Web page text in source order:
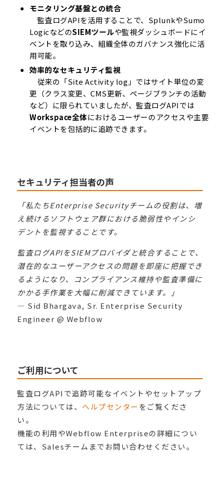
モニタリング基盤との統合
監査ログAPIを活用することで、SplunkやSumo
LogicなどのSIEMツールや監視ダッシュボードにイ
ベントを取り込み、組織全体のガバナンス強化に活
用可能。
効率的なセキュリティ監視
従来の「Site Activity log」ではサイト単位の変
更（クラス変更、CMS更新、ページブランチの活動
など）に限られていましたが、監査ログAPIでは
Workspace全体におけるユーザーのアクセスや主要
イベントを包括的に追跡できます。
セキュリティ担当者の声
「私たちEnterprise Securityチームの役割は、増
え続けるソフトウェア群における脆弱性やインシ
デントを監視することです。
監査ログAPIをSIEMプロバイダと統合することで、
潜在的なユーザーアクセスの問題を即座に把握でき
るようになり、コンプライアンス維持や監査準備に
かかる手作業を大幅に削減できています。」
— Sid Bhargava, Sr. Enterprise Security
Engineer @ Webflow
ご利用について
監査ログAPIで追跡可能なイベントやセットアップ
方法については、 ヘルプセンター をご覧くださ
い。
機能の利用やWebflow Enterpriseの詳細につい
ては、Salesチームまでお問い合わせください。